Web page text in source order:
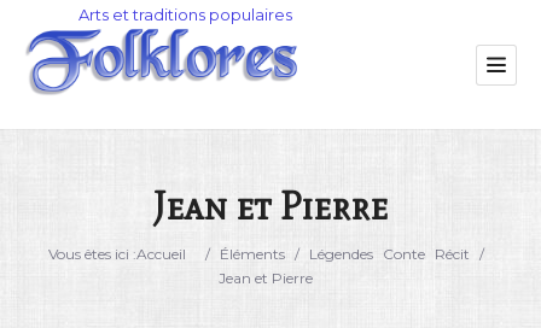
Catégorie
Jean et Pierre
Vous êtes ici :Accueil / Éléments / Légendes Conte Récit /
Jean et Pierre